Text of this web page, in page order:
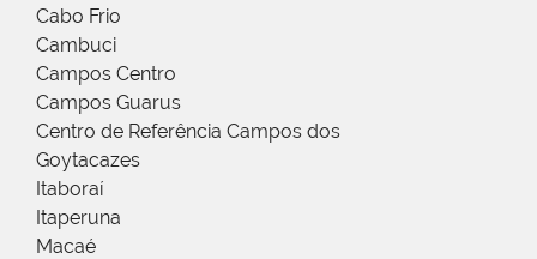
Cabo Frio
Cambuci
Campos Centro
Campos Guarus
Centro de Referência Campos dos
Goytacazes
Itaboraí
Itaperuna
Macaé